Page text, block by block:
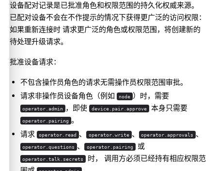
设备配对记录是已批准角色和权限范围的持久化权威来源。
已配对设备不会在不作提示的情况下获得更广泛的访问权限：
如果重新连接时 请求更广泛的角色或权限范围，将创建新的
待处理升级请求。
批准设备请求：
不包含操作员角色的请求无需操作员权限范围审批。
请求非操作员设备角色（例如
node ）时，需要
operator.admin ，即使 device.pair.approve 本身只需要
operator.pairing 。
请求
operator.read 、 operator.write 、 operator.approvals 、
operator.questions 、 operator.pairing 或
operator.talk.secrets
时， 调用方必须已经持有相应权限范